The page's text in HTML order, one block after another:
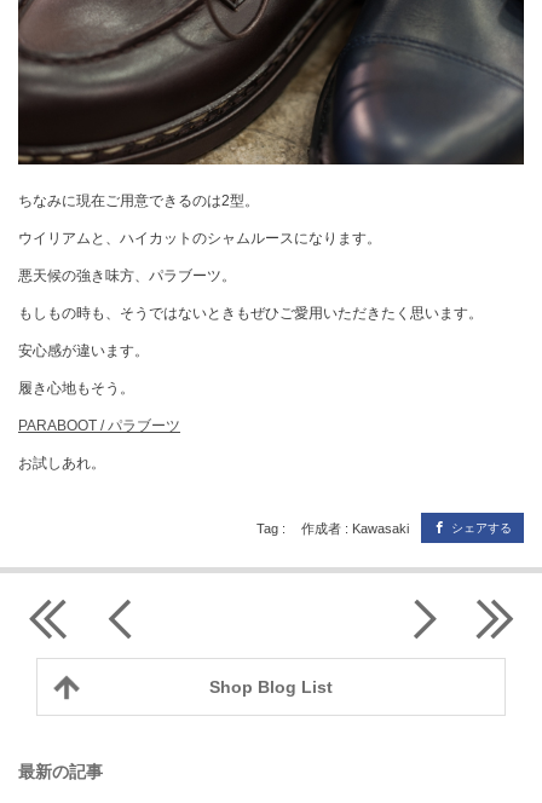
ちなみに現在ご用意できるのは2型。
ウイリアムと、ハイカットのシャムルースになります。
悪天候の強き味方、パラブーツ。
もしもの時も、そうではないときもぜひご愛用いただきたく思います。
安心感が違います。
履き心地もそう。
PARABOOT / パラブーツ
お試しあれ。
シェアする
Tag : 作成者 : Kawasaki
Shop Blog List
最新の記事